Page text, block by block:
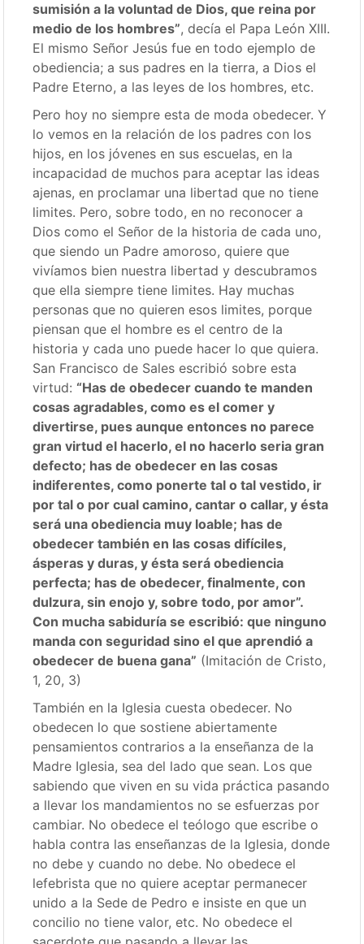
sumisión a la voluntad de Dios, que reina por
medio de los hombres”, decía el Papa León XIII.
El mismo Señor Jesús fue en todo ejemplo de
obediencia; a sus padres en la tierra, a Dios el
Padre Eterno, a las leyes de los hombres, etc.
Pero hoy no siempre esta de moda obedecer. Y
lo vemos en la relación de los padres con los
hijos, en los jóvenes en sus escuelas, en la
incapacidad de muchos para aceptar las ideas
ajenas, en proclamar una libertad que no tiene
limites. Pero, sobre todo, en no reconocer a
Dios como el Señor de la historia de cada uno,
que siendo un Padre amoroso, quiere que
vivíamos bien nuestra libertad y descubramos
que ella siempre tiene limites. Hay muchas
personas que no quieren esos limites, porque
piensan que el hombre es el centro de la
historia y cada uno puede hacer lo que quiera.
San Francisco de Sales escribió sobre esta
virtud: “Has de obedecer cuando te manden
cosas agradables, como es el comer y
divertirse, pues aunque entonces no parece
gran virtud el hacerlo, el no hacerlo seria gran
defecto; has de obedecer en las cosas
indiferentes, como ponerte tal o tal vestido, ir
por tal o por cual camino, cantar o callar, y ésta
será una obediencia muy loable; has de
obedecer también en las cosas difíciles,
ásperas y duras, y ésta será obediencia
perfecta; has de obedecer, finalmente, con
dulzura, sin enojo y, sobre todo, por amor”.
Con mucha sabiduría se escribió: que ninguno
manda con seguridad sino el que aprendió a
obedecer de buena gana” (Imitación de Cristo,
1, 20, 3)
También en la Iglesia cuesta obedecer. No
obedecen lo que sostiene abiertamente
pensamientos contrarios a la enseñanza de la
Madre Iglesia, sea del lado que sean. Los que
sabiendo que viven en su vida práctica pasando
a llevar los mandamientos no se esfuerzas por
cambiar. No obedece el teólogo que escribe o
habla contra las enseñanzas de la Iglesia, donde
no debe y cuando no debe. No obedece el
lefebrista que no quiere aceptar permanecer
unido a la Sede de Pedro e insiste en que un
concilio no tiene valor, etc. No obedece el